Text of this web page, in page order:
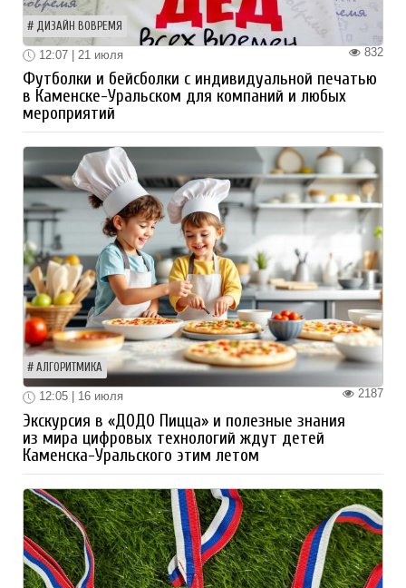
ДИЗАЙН ВОВРЕМЯ
832
12:07 | 21 июля
Футболки и бейсболки с индивидуальной печатью
в Каменске-Уральском для компаний и любых
мероприятий
АЛГОРИТМИКА
2187
12:05 | 16 июля
Экскурсия в «ДОДО Пицца» и полезные знания
из мира цифровых технологий ждут детей
Каменска-Уральского этим летом